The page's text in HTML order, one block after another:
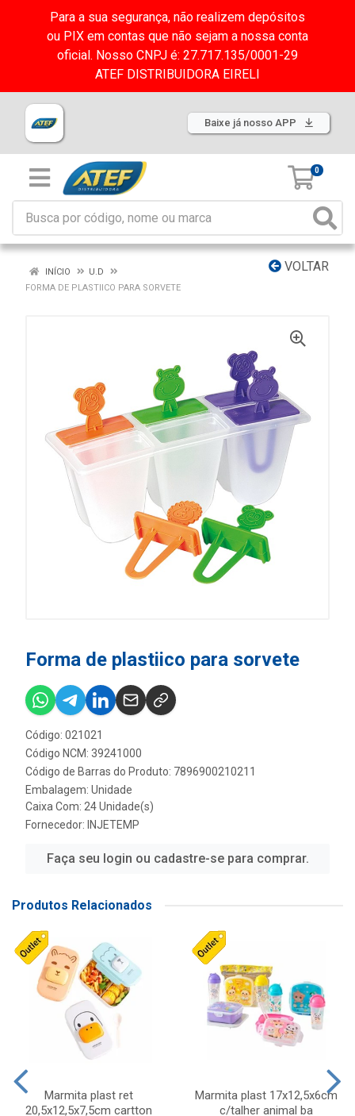
Para a sua segurança, não realizem depósitos
ou PIX em contas que não sejam a nossa conta
oficial. Nosso CNPJ é: 27.717.135/0001-29
ATEF DISTRIBUIDORA EIRELI
Baixe já nosso APP
0
VOLTAR
INÍCIO
U.D
FORMA DE PLASTIICO PARA SORVETE
Forma de plastiico para sorvete
Código: 021021
Código NCM: 39241000
Código de Barras do Produto: 7896900210211
Embalagem: Unidade
Caixa Com: 24 Unidade(s)
Fornecedor: INJETEMP
Faça seu login ou cadastre-se para comprar.
Produtos Relacionados
Marmita plast ret
20,5x12,5x7,5cm cartton
Marmita plast 17x12,5x6cm
c/talher animal ba